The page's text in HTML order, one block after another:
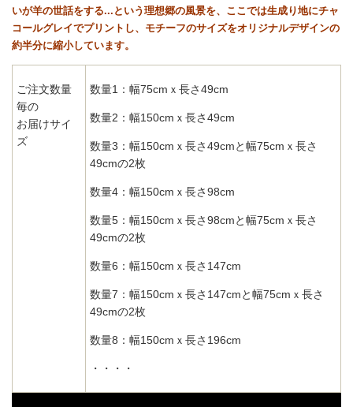
いが羊の世話をする...という理想郷の風景を、ここでは生成り地にチャ
コールグレイでプリントし、モチーフのサイズをオリジナルデザインの
約半分に縮小しています。
ご注文数量
毎の
お届けサイ
ズ
数量1：幅75cmｘ長さ49cm
数量2：幅150cmｘ長さ49cm
数量3：幅150cmｘ長さ49cmと幅75cmｘ長さ
49cmの2枚
数量4：幅150cmｘ長さ98cm
数量5：幅150cmｘ長さ98cmと幅75cmｘ長さ
49cmの2枚
数量6：幅150cmｘ長さ147cm
数量7：幅150cmｘ長さ147cmと幅75cmｘ長さ
49cmの2枚
数量8：幅150cmｘ長さ196cm
・・・・